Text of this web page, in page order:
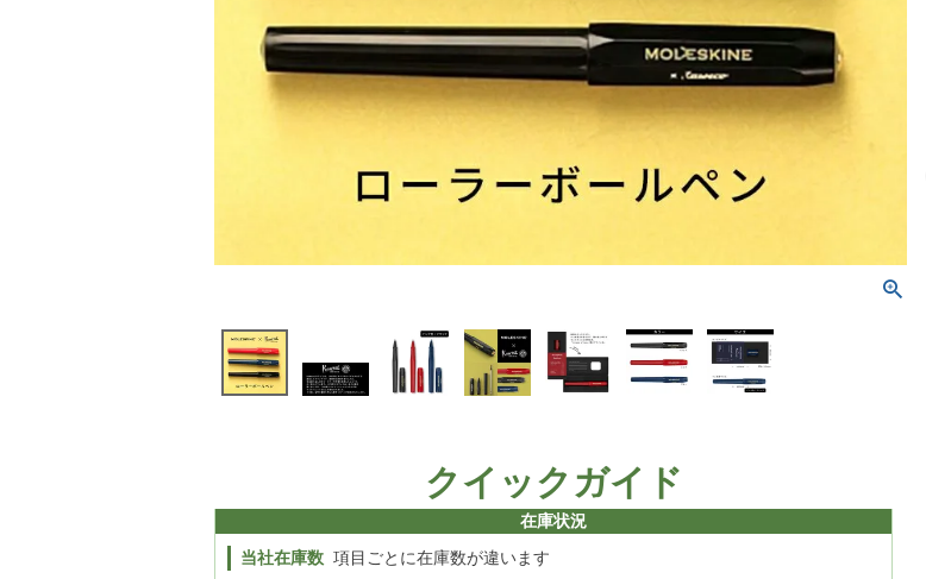
クイックガイド
在庫状況
当社在庫数 項目ごとに在庫数が違います